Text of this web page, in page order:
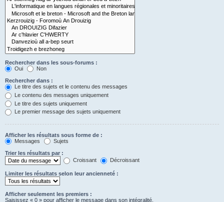
Rechercher dans les sous-forums :
Oui
Non
Rechercher dans :
Le titre des sujets et le contenu des messages
Le contenu des messages uniquement
Le titre des sujets uniquement
Le premier message des sujets uniquement
Afficher les résultats sous forme de :
Messages
Sujets
Trier les résultats par :
Croissant
Décroissant
Limiter les résultats selon leur ancienneté :
Afficher seulement les premiers :
Saisissez « 0 » pour afficher le message dans son intégralité.